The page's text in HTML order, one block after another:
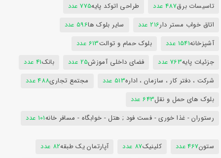
تاسیسات برق487 عدد طراحی اتوکد پایه775 عدد
اتاق خواب مستر دار216 عدد سایر بلوک ها596 عدد
آشپزخانه1541 عدد بلوک حمام و توالت613 عدد
جزئیات پایه763 عدد فضای داخلی آموزش25 عدد بانک41 عدد
شرکت ، دفتر کار ، سازمان ، اداره513 عدد مجتمع تجاری488 عدد
بلوک های حمل و نقل643 عدد
رستوران - غذا خوری - فست فود ; هتل - خوابگاه - مسافر خانه101 عدد
ستون467 عدد کلینیک87 عدد آپارتمان یک طبقه82 عدد